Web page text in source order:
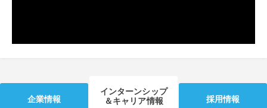
企業情報
インターンシップ
＆キャリア情報
採用情報